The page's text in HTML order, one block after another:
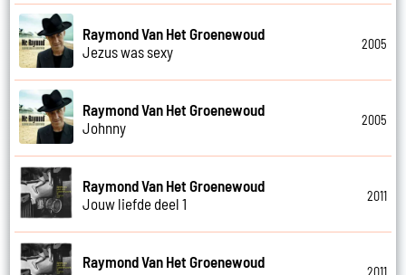
Raymond Van Het Groenewoud
Jezus was sexy
2005
Raymond Van Het Groenewoud
Johnny
2005
Raymond Van Het Groenewoud
Jouw liefde deel 1
2011
Raymond Van Het Groenewoud
2011